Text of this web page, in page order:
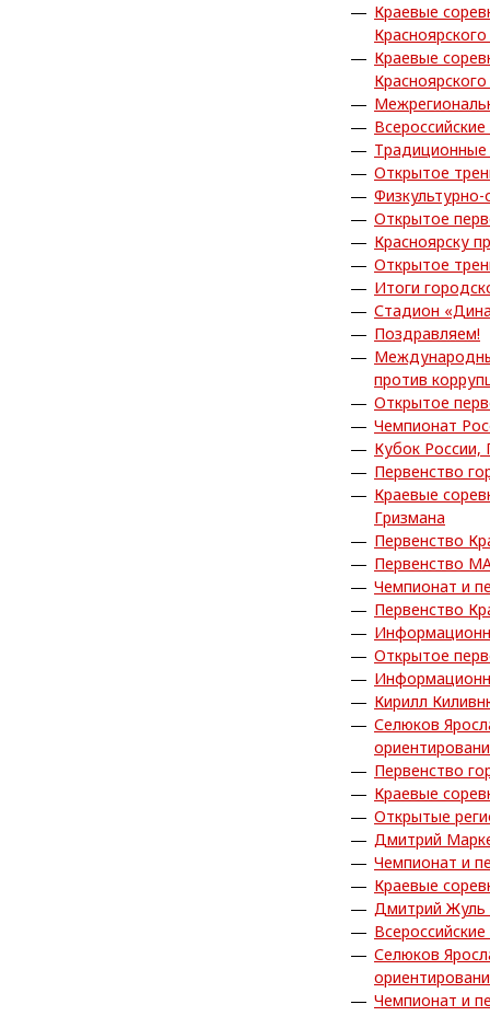
Краевые
Краевые
Открытое
Открытое
Красноярску
Открытое
Итоги
Стадион
Поздравляем!
против
Открытое
Чемпионат
Кубок России,
Первенство
Краевые
Гризмана
Первенство
Первенство
Чемпионат и
Первенство
Открытое
Кирилл
Селюков
Первенство
Краевые
Открытые
Дмитрий
Чемпионат и
Краевые
Дмитрий Жуль
Селюков
Чемпионат и